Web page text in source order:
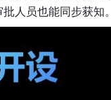
人员也能同步获知。